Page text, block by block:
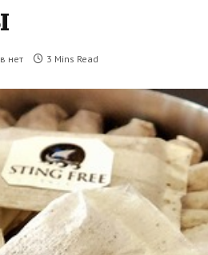
нет 3 Mins Read